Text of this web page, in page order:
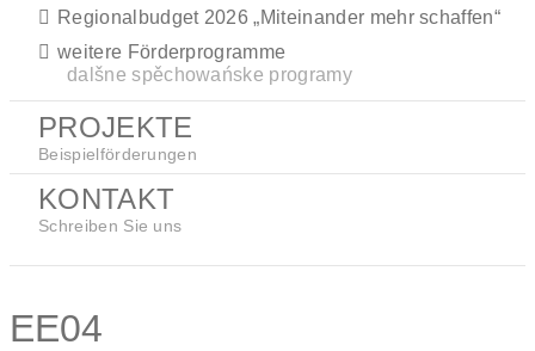
Regionalbudget 2026 „Miteinander mehr schaffen“
weitere Förderprogramme
dalšne spěchowańske programy
PROJEKTE
Beispielförderungen
KONTAKT
Schreiben Sie uns
EE04